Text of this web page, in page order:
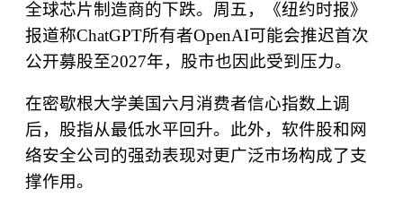
全球芯片制造商的下跌。周五，《纽约时报》
报道称ChatGPT所有者OpenAI可能会推迟首次
公开募股至2027年，股市也因此受到压力。
在密歇根大学美国六月消费者信心指数上调
后，股指从最低水平回升。此外，软件股和网
络安全公司的强劲表现对更广泛市场构成了支
撑作用。